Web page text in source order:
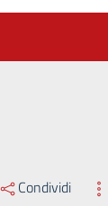
Condividi